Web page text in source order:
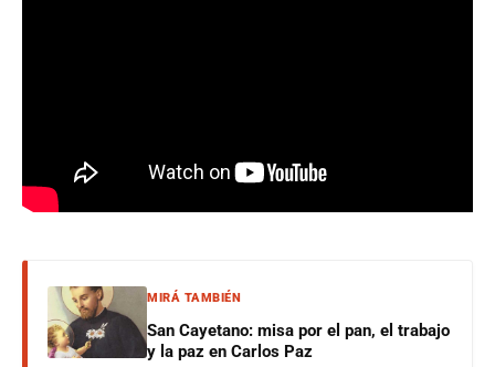
MIRÁ TAMBIÉN
San Cayetano: misa por el pan, el trabajo
y la paz en Carlos Paz